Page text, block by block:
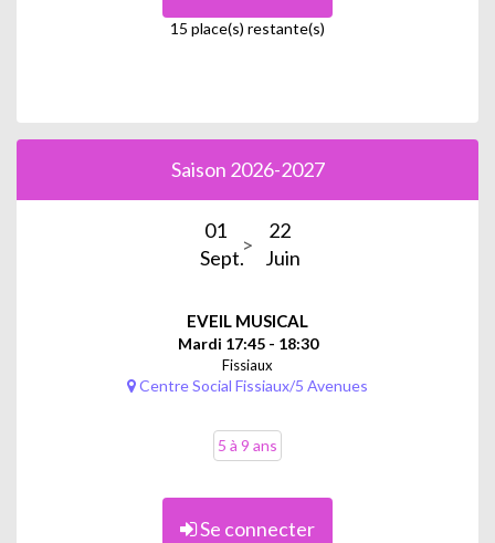
15 place(s) restante(s)
Saison 2026-2027
01
Sept.
22
Juin
EVEIL MUSICAL
Mardi 17:45 - 18:30
Fissiaux
Centre Social Fissiaux/5 Avenues
5 à 9 ans
Se connecter